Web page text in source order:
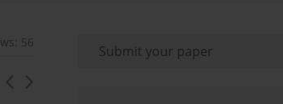
56
Submit your paper